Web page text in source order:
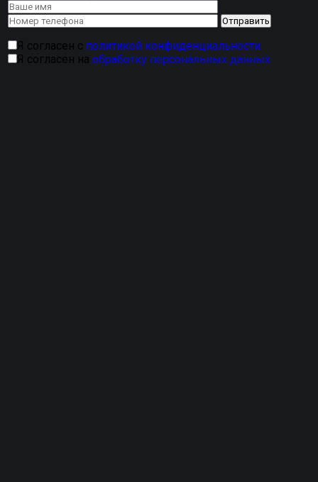
Я согласен с политикой конфиденциальности
Я согласен наобработку персональных данных